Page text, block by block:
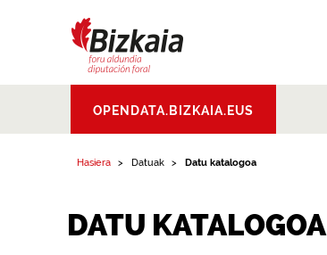
Aldundia.Diputacion
Foral de Bizkaia
OPENDATA.BIZKAIA.EUS
Hasiera Datuak Datu katalogoa
DATU KATALOGOA